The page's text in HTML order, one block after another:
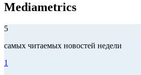
Mediametrics
5
самых читаемых новостей недели
1